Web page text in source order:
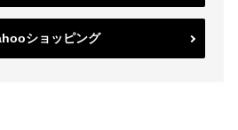
ショッピング